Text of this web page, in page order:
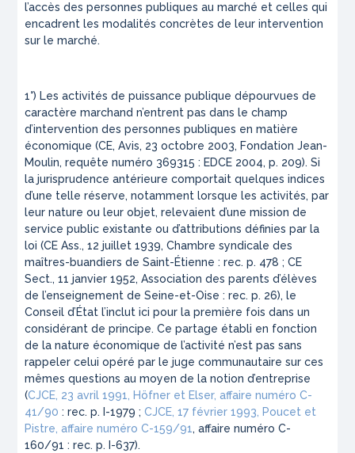
l’accès des personnes publiques au marché et celles qui
encadrent les modalités concrètes de leur intervention
sur le marché.
1°) Les activités de puissance publique dépourvues de
caractère marchand n’entrent pas dans le champ
d’intervention des personnes publiques en matière
économique (CE, Avis, 23 octobre 2003, Fondation Jean-
Moulin, requête numéro 369315 : EDCE 2004, p. 209). Si
la jurisprudence antérieure comportait quelques indices
d’une telle réserve, notamment lorsque les activités, par
leur nature ou leur objet, relevaient d’une mission de
service public existante ou d’attributions définies par la
loi (CE Ass., 12 juillet 1939, Chambre syndicale des
maîtres-buandiers de Saint-Étienne : rec. p. 478 ; CE
Sect., 11 janvier 1952, Association des parents d’élèves
de l’enseignement de Seine-et-Oise : rec. p. 26), le
Conseil d’État l’inclut ici pour la première fois dans un
considérant de principe. Ce partage établi en fonction
de la nature économique de l’activité n’est pas sans
rappeler celui opéré par le juge communautaire sur ces
mêmes questions au moyen de la notion d’entreprise
(CJCE, 23 avril 1991, Höfner et Elser, affaire numéro C-
41/90 : rec. p. I-1979 ;CJCE, 17 février 1993, Poucet et
Pistre, affaire numéro C-159/91, affaire numéro C-
160/91 : rec. p. I-637).